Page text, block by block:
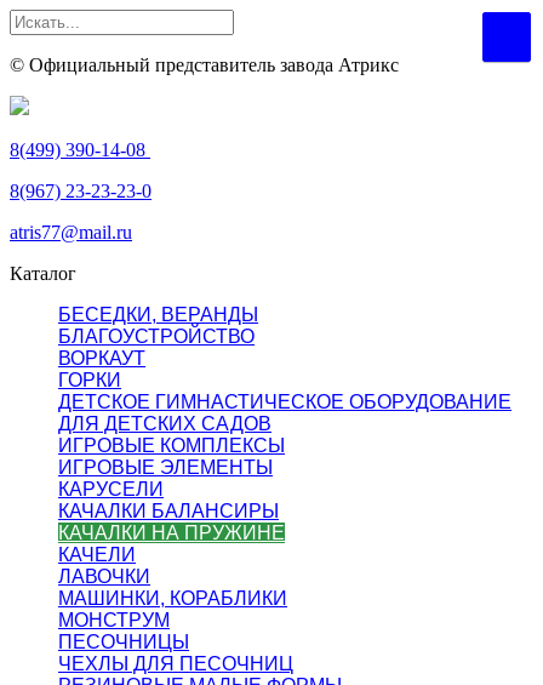
© Официальный представитель завода Атрикс
8(499) 390-14-08
8(967) 23-23-23-0
atris77@mail.ru
Каталог
БЕСЕДКИ, ВЕРАНДЫ
БЛАГОУСТРОЙСТВО
ВОРКАУТ
ГОРКИ
ДЕТСКОЕ ГИМНАСТИЧЕСКОЕ ОБОРУДОВАНИЕ
ДЛЯ ДЕТСКИХ САДОВ
ИГРОВЫЕ КОМПЛЕКСЫ
ИГРОВЫЕ ЭЛЕМЕНТЫ
КАРУСЕЛИ
КАЧАЛКИ БАЛАНСИРЫ
КАЧАЛКИ НА ПРУЖИНЕ
КАЧЕЛИ
ЛАВОЧКИ
МАШИНКИ, КОРАБЛИКИ
МОНСТРУМ
ПЕСОЧНИЦЫ
ЧЕХЛЫ ДЛЯ ПЕСОЧНИЦ